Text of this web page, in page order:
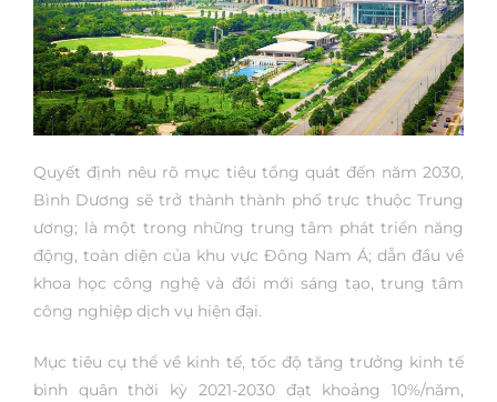
Quyết định nêu rõ mục tiêu tổng quát đến năm 2030,
Bình Dương sẽ trở thành thành phố trực thuộc Trung
ương; là một trong những trung tâm phát triển năng
động, toàn diện của khu vực Đông Nam Á; dẫn đầu về
khoa học công nghệ và đổi mới sáng tạo, trung tâm
công nghiệp dịch vụ hiện đại.
Mục tiêu cụ thể về kinh tế, tốc độ tăng trưởng kinh tế
bình quân thời kỳ 2021-2030 đạt khoảng 10%/năm,
Sky